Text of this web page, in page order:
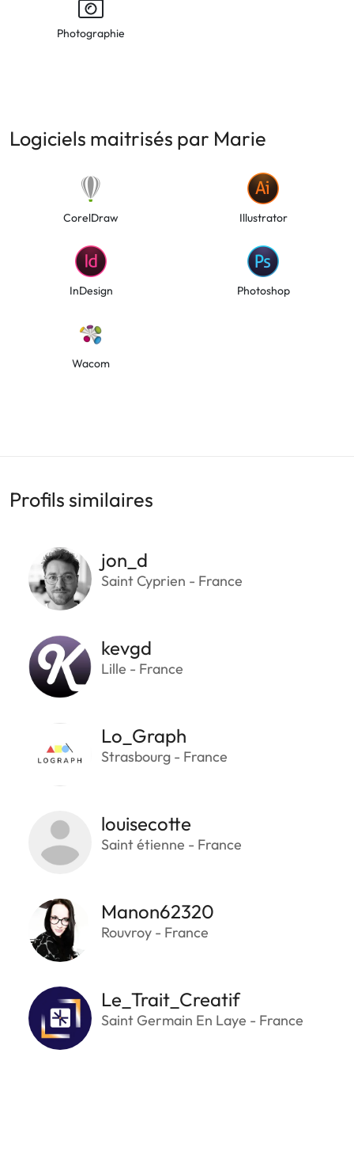
Photographie
Logiciels maitrisés par Marie
CorelDraw Illustrator
InDesign Photoshop
Wacom
Profils similaires
jon_d
Saint Cyprien - France
kevgd
Lille - France
Lo_Graph
Strasbourg - France
louisecotte
Saint étienne - France
Manon62320
Rouvroy - France
Le_Trait_Creatif
Saint Germain En Laye - France